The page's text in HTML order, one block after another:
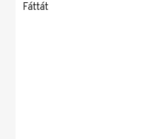
Fáttát